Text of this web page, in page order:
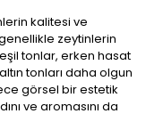
kalitesi ve
zeytinlerin
tonlar, erken hasat
tonları daha olgun
görsel bir estetik
ve aromasını da